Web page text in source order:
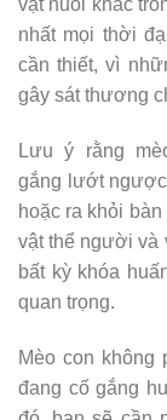
vật nuôi khác
nhất mọi thời
cần thiết, vì
gây sát thương
Lưu ý rằng
gắng lướt ngược
hoặc ra khỏi
vật thể người và
bất kỳ khóa
quan trọng.
Mèo con
đang cố gắng